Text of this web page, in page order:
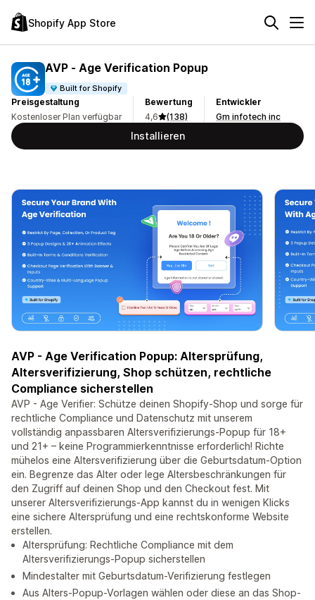
Shopify App Store
AVP ‑ Age Verification Popup
Built for Shopify
Preisgestaltung
Kostenloser Plan verfügbar
Bewertung
4,6
(138)
Entwickler
Gm infotech inc
Installieren
AVP - Age Verification Popup: Altersprüfung,
Altersverifizierung, Shop schützen, rechtliche
Compliance sicherstellen
AVP - Age Verifier: Schütze deinen Shopify-Shop und sorge für
rechtliche Compliance und Datenschutz mit unserem
vollständig anpassbaren Altersverifizierungs-Popup für 18+
und 21+ – keine Programmierkenntnisse erforderlich! Richte
mühelos eine Altersverifizierung über die Geburtsdatum-Option
ein. Begrenze das Alter oder lege Altersbeschränkungen für
den Zugriff auf deinen Shop und den Checkout fest. Mit
unserer Altersverifizierungs-App kannst du in wenigen Klicks
eine sichere Altersprüfung und eine rechtskonforme Website
erstellen.
Altersprüfung: Rechtliche Compliance mit dem
Altersverifizierungs-Popup sicherstellen
Mindestalter mit Geburtsdatum-Verifizierung festlegen
Aus Alters-Popup-Vorlagen wählen oder diese an das Shop-